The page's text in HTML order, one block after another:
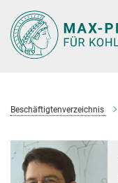
Hauptinhalt
Beschäftigtenverzeichnis